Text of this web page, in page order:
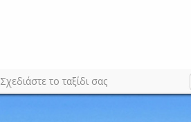
Σχεδιάστε το ταξίδι σας